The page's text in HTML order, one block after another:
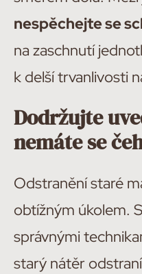
nespěchejte se
na zaschnutí
k delší trvanlivosti
Dodržujte
nemáte se
Odstranění staré
obtížným úkolem.
správnými
starý nátěr